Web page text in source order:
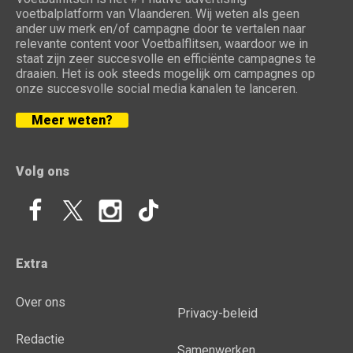
voetbalplatform van Vlaanderen. Wij weten als geen
ander uw merk en/of campagne door te vertalen naar
relevante content voor Voetbalflitsen, waardoor we in
staat zijn zeer succesvolle en efficiënte campagnes te
draaien. Het is ook steeds mogelijk om campagnes op
onze succesvolle social media kanalen te lanceren.
Meer weten?
Volg ons
Extra
Over ons
Redactie
Privacy-beleid